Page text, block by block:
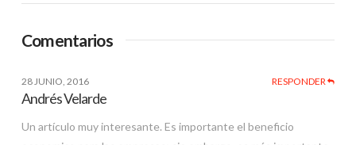
Comentarios
28 JUNIO, 2016 RESPONDER
Andrés Velarde
Un artículo muy interesante. Es importante el beneficio